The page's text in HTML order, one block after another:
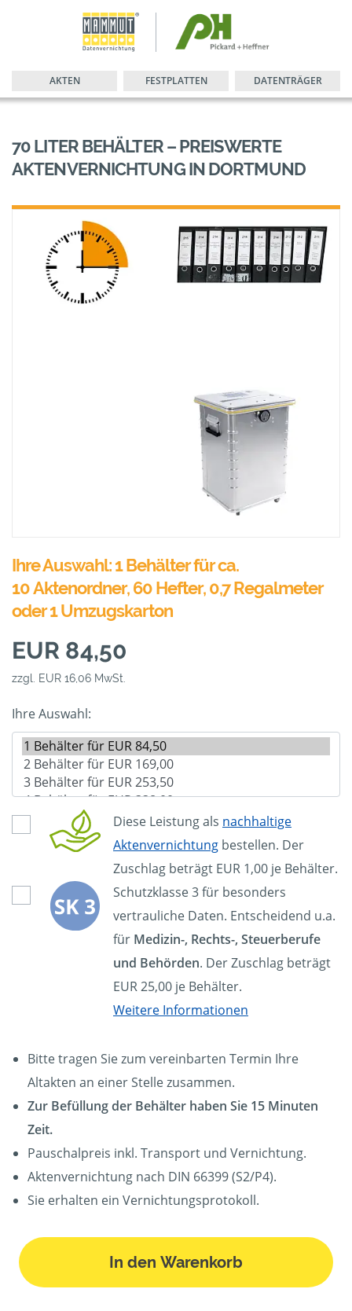
AKTEN FESTPLATTEN DATENTRÄGER
70 LITER BEHÄLTER – PREISWERTE
AKTENVERNICHTUNG IN DORTMUND
Ihre Auswahl: 1 Behälter für ca.
10 Aktenordner, 60 Hefter, 0,7 Regalmeter
oder 1 Umzugskarton
EUR 84,50
zzgl. EUR 16,06 MwSt.
Ihre Auswahl:
Diese Leistung als nachhaltige
Aktenvernichtung bestellen. Der
Zuschlag beträgt EUR 1,00 je Behälter.
Schutzklasse 3 für besonders
vertrauliche Daten. Entscheidend u.a.
für Medizin-, Rechts-, Steuerberufe
und Behörden. Der Zuschlag beträgt
EUR 25,00 je Behälter.
Weitere Informationen
Bitte tragen Sie zum vereinbarten Termin Ihre
Altakten an einer Stelle zusammen.
Zur Befüllung der Behälter haben Sie 15 Minuten
Zeit.
Pauschalpreis inkl. Transport und Vernichtung.
Aktenvernichtung nach DIN 66399 (S2/P4).
Sie erhalten ein Vernichtungsprotokoll.
In den Warenkorb